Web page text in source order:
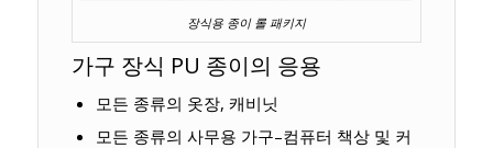
장식용 종이 롤 패키지
가구 장식 PU 종이의 응용
모든 종류의 옷장, 캐비닛
모든 종류의 사무용 가구–컴퓨터 책상 및 커